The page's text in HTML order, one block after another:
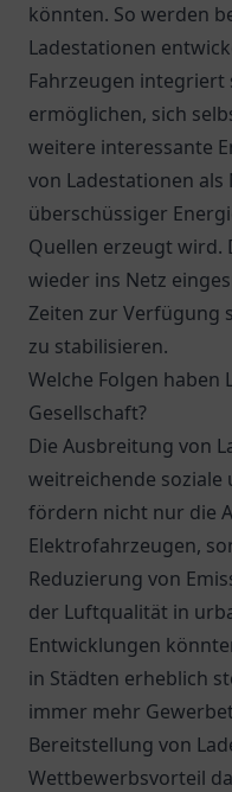
könnten. So werden
Ladestationen
Fahrzeugen integriert
ermöglichen, sich
weitere interessante
von Ladestationen
überschüssiger
Quellen erzeugt wird.
wieder ins Netz
Zeiten zur Verfügung
zu stabilisieren.
Welche Folgen haben
Gesellschaft?
Die Ausbreitung von
weitreichende soziale
fördern nicht nur die
Elektrofahrzeugen,
Reduzierung von
der Luftqualität in
Entwicklungen
in Städten erheblich
immer mehr
Bereitstellung von
Wettbewerbsvorteil